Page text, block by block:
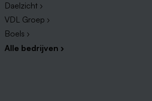
Daelzicht ›
VDL Groep ›
Boels ›
Alle bedrijven ›